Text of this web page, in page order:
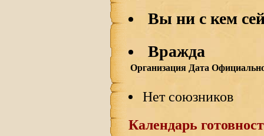
Вы ни с кем
Вражда
Организация Дата
Нет союзников
Календарь